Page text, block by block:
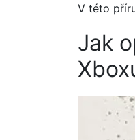
V této
Jak